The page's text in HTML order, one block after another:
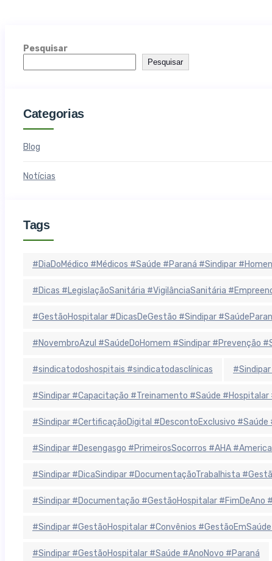
Pesquisar
Pesquisar
Categorias
Blog
Notícias
Tags
#DiaDoMédico #Médicos #Saúde #Paraná #Sindipar
#Dicas #LegislaçãoSanitária #VigilânciaSanitária
#GestãoHospitalar #DicasDeGestão #Sindipar
#NovembroAzul #SaúdeDoHomem #Sindipar #Prevenção
#sindicatodoshospitais #sindicatodasclínicas
#Sindipar #Capacitação #Treinamento #Saúde
#Sindipar #CertificaçãoDigital #DescontoExclusivo
#Sindipar #Desengasgo #PrimeirosSocorros #AHA
#Sindipar #DicaSindipar #DocumentaçãoTrabalhista
#Sindipar #Documentação #GestãoHospitalar #FimDeAno
#Sindipar #GestãoHospitalar #Convênios
#Sindipar #GestãoHospitalar #Saúde #AnoNovo #Paraná